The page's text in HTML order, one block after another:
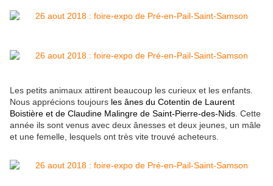
Les petits animaux attirent beaucoup les curieux et les enfants.
Nous apprécions toujours les ânes du Cotentin de Laurent
Boistière et de Claudine Malingre de Saint-Pierre-des-Nids . Cette
année ils sont venus avec deux ânesses et deux jeunes, un mâle
et une femelle, lesquels ont très vite trouvé acheteurs.